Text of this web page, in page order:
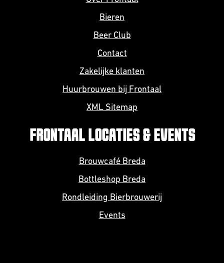
Bieren
Beer Club
Contact
Zakelijke klanten
Huurbrouwen bij Frontaal
XML Sitemap
FRONTAAL LOCATIES & EVENTS
Brouwcafé Breda
Bottleshop Breda
Rondleiding Bierbrouwerij
Events